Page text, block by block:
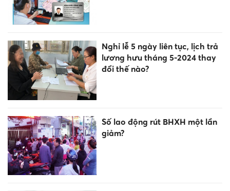
Nghỉ lễ 5 ngày liên tục, lịch trả
lương hưu tháng 5-2024 thay
đổi thế nào?
Số lao động rút BHXH một lần
giảm?